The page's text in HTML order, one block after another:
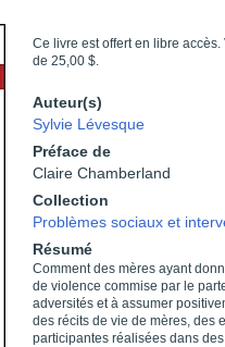
Ce livre est offert en libre
de 25,00 $.
Auteur(s)
Sylvie Lévesque
Préface de
Claire Chamberland
Collection
Problèmes sociaux et
Résumé
Comment des mères ayant
de violence commise par le
adversités et à assumer
des récits de vie de mères, des
participantes réalisées dans